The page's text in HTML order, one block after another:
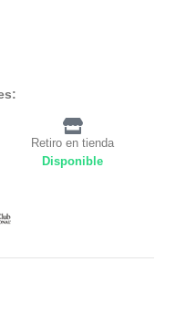
Retiro en tienda
Disponible